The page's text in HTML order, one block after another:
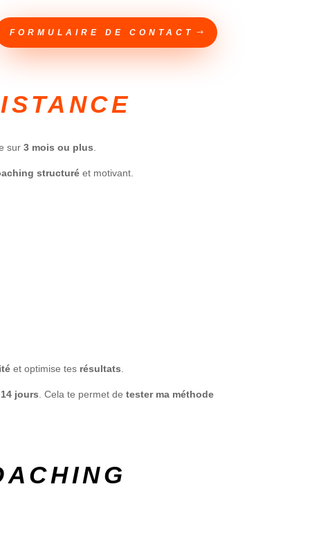
FORMULAIRE DE CONTACT
sur3 mois ou plus
structuré et motivant.
et optimise tes résultats
jours . Cela te permet detester ma méthode